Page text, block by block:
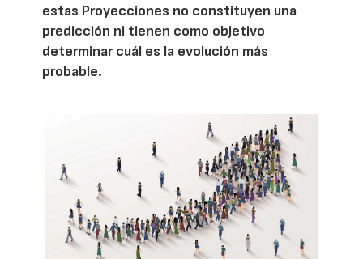
estas Proyecciones no constituyen una
predicción ni tienen como objetivo
determinar cuál es la evolución más
probable.